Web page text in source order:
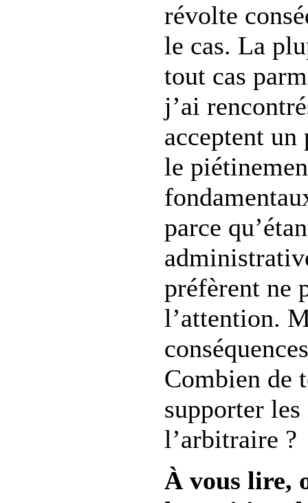
révolte
le cas. La
tout cas
j’ai
acceptent
le
parce
préfèrent ne
l’attention.
Combien de
supporter
l’arbitraire ?
À vous lire,